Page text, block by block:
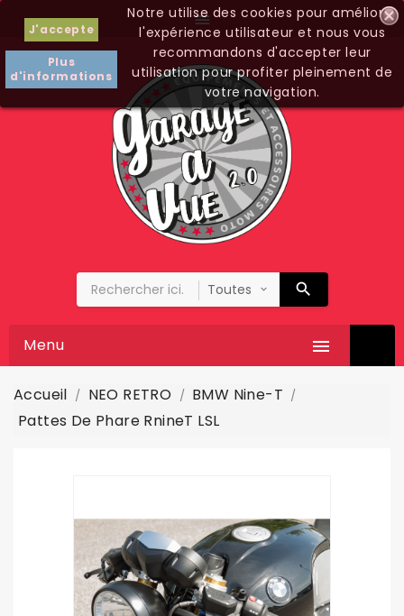

J'accepte
Plus
d'informations
Notre utilise des cookies pour améliorer
l'expérience utilisateur et nous vous
recommandons d'accepter leur
utilisation pour profiter pleinement de
votre navigation.

Menu
Accueil NEO RETRO
BMW Nine-T
Pattes De Phare RnineT LSL